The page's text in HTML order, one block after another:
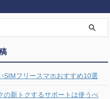
SIMフリースマホおすすめ10選
の新トクするサポートは使うべ